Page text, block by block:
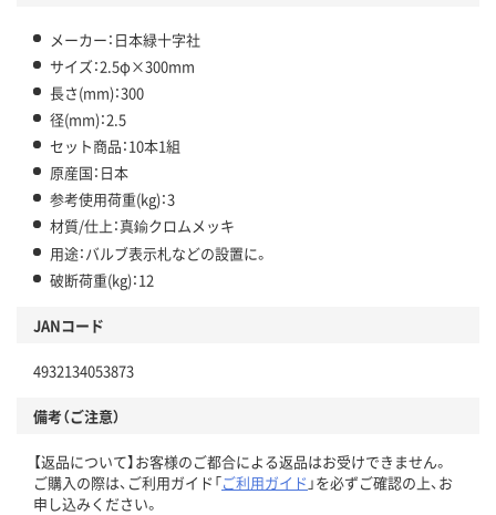
メーカー：日本緑十字社
サイズ：2.5φ×300mm
長さ(mm)：300
径(mm)：2.5
セット商品：10本1組
原産国：日本
参考使用荷重(kg)：3
材質/仕上：真鍮クロムメッキ
用途：バルブ表示札などの設置に。
破断荷重(kg)：12
JANコード
4932134053873
備考（ご注意）
【返品について】お客様のご都合による返品はお受けできません。
ご購入の際は、ご利用ガイド「ご利用ガイド 」を必ずご確認の上、お
申し込みください。